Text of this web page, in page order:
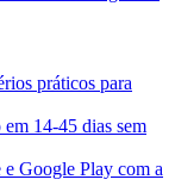
práticos para
em 14-45 dias sem
e Google Play com a